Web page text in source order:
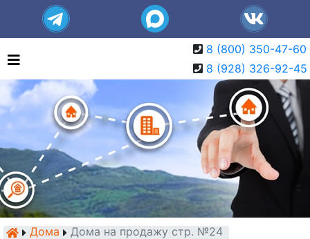
8 (800) 350-47-60
8 (928) 326-92-45
Дома Дома на продажу стр. №24